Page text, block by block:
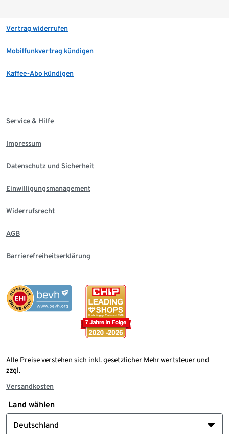
Vertrag widerrufen
Mobilfunkvertrag kündigen
Kaffee-Abo kündigen
Service & Hilfe
Impressum
Datenschutz und Sicherheit
Einwilligungsmanagement
Widerrufsrecht
AGB
Barrierefreiheitserklärung
Alle Preise verstehen sich inkl. gesetzlicher Mehrwertsteuer und
zzgl.
Versandkosten
Land wählen
Deutschland